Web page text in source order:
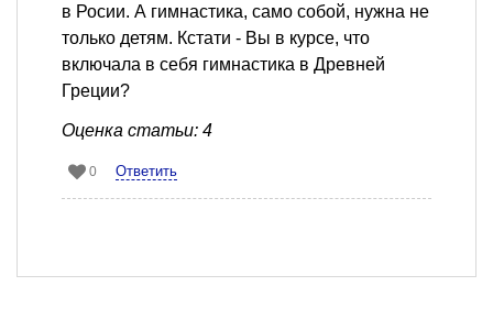
в Росии. А гимнастика, само собой, нужна не
только детям. Кстати - Вы в курсе, что
включала в себя гимнастика в Древней
Греции?
Оценка статьи: 4
0 Ответить